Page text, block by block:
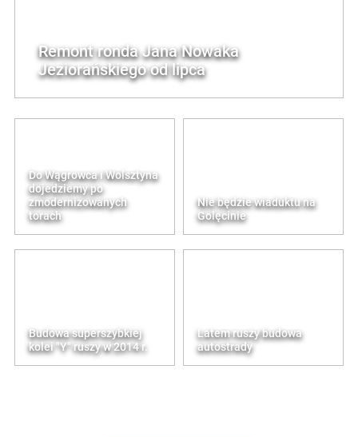
Remont ronda Jana Nowaka
Jeziorańskiego od lipca
Do Wągrowca i Wolsztyna
dojedziemy po
zmodernizowanych
torach
Nie będzie wiaduktu na
Golęcinie
Budowa superszybkiej
kolei "Y" ruszy w 2014 r.
Latem ruszy budowa
autostrady